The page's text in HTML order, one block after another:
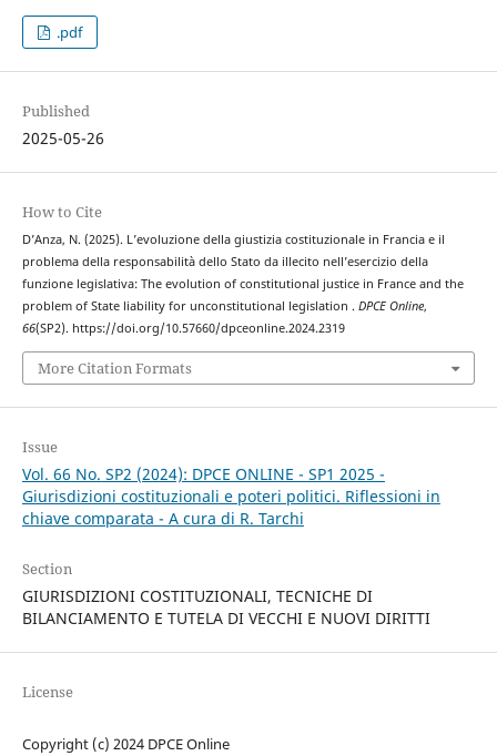
.pdf
Published
2025-05-26
How to Cite
D’Anza, N. (2025). L’evoluzione della giustizia costituzionale in Francia e il
problema della responsabilità dello Stato da illecito nell’esercizio della
funzione legislativa: The evolution of constitutional justice in France and the
problem of State liability for unconstitutional legislation . DPCE Online,
66(SP2). https://doi.org/10.57660/dpceonline.2024.2319
More Citation Formats
Issue
Vol. 66 No. SP2 (2024): DPCE ONLINE - SP1 2025 -
Giurisdizioni costituzionali e poteri politici. Riflessioni in
chiave comparata - A cura di R. Tarchi
Section
GIURISDIZIONI COSTITUZIONALI, TECNICHE DI
BILANCIAMENTO E TUTELA DI VECCHI E NUOVI DIRITTI
License
Copyright (c) 2024 DPCE Online